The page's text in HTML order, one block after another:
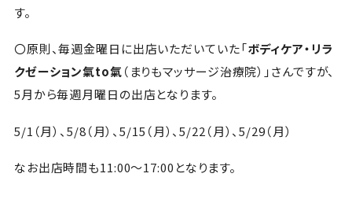
す。
〇原則、毎週金曜日に出店いただいていた「ボディケア・リラ
クゼーション氣to氣（まりもマッサージ治療院）」さんですが、
5月から毎週月曜日の出店となります。
5/1（月）、5/8（月）、5/15（月）、5/22（月）、5/29（月）
なお出店時間も11:00～17:00となります。